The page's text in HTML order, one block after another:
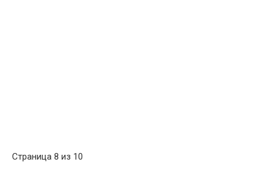
Страница 8 из 10